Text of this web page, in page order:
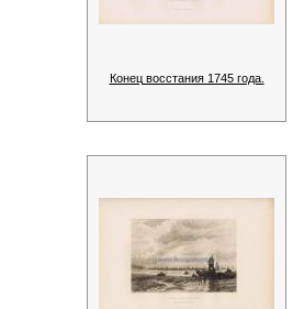
Конец восстания 1745 года.